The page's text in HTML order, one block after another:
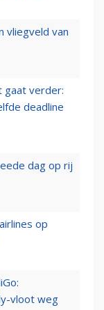
vliegveld van
gaat verder:
deadline
dag op rij
op
vloot weg